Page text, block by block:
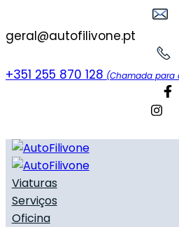
geral@autofilivone.pt
+351 255 870 128 (Chamada para
Viaturas
Serviços
Oficina